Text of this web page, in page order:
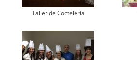
Taller de Coctelería